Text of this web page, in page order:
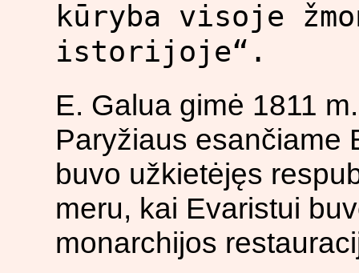
kūryba visoje
istorijoje“.
E. Galua gimė 1811
Paryžiaus esančiame
buvo užkietėjęs
meru, kai Evaristui
monarchijos